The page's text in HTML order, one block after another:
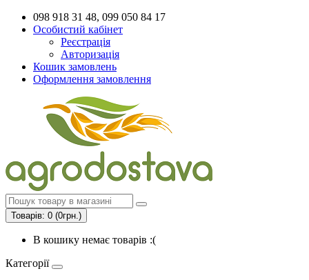
098 918 31 48, 099 050 84 17
Особистий кабінет
Реєстрація
Авторизація
Кошик замовлень
Оформлення замовлення
Товарів: 0 (0грн.)
В кошику немає товарів :(
Категорії